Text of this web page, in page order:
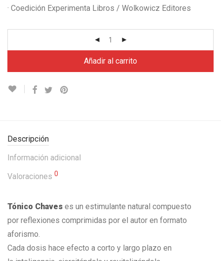
· Coedición Experimenta Libros / Wolkowicz Editores
Añadir al carrito
Descripción
Información adicional
Valoraciones 0
Tónico Chaves es un estimulante natural compuesto
por reflexiones comprimidas por el autor en formato
aforismo.
Cada dosis hace efecto a corto y largo plazo en